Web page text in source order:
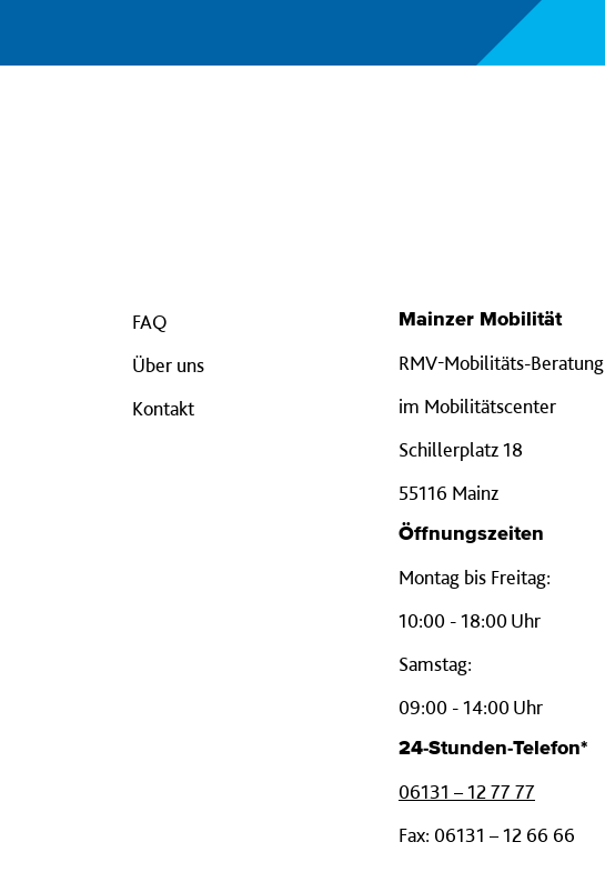
FAQ
Über uns
Kontakt
Mainzer Mobilität
RMV-Mobilitäts-Beratung
im Mobilitätscenter
Schillerplatz 18
55116 Mainz
Öffnungszeiten
Montag bis Freitag:
10:00 - 18:00 Uhr
Samstag:
09:00 - 14:00 Uhr
24-Stunden-Telefon*
06131 – 12 77 77
Fax: 06131 – 12 66 66